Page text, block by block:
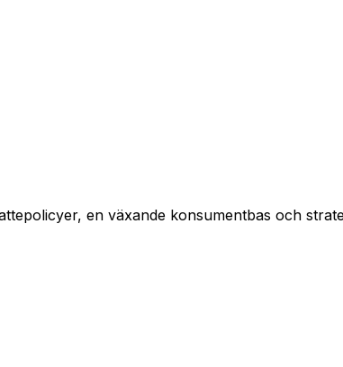
en växande konsumentbas och